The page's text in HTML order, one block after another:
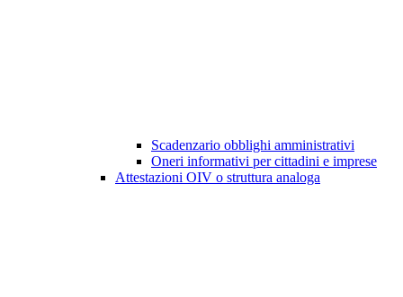
Scadenzario obblighi amministrativi
Oneri informativi per cittadini e imprese
Attestazioni OIV o struttura analoga